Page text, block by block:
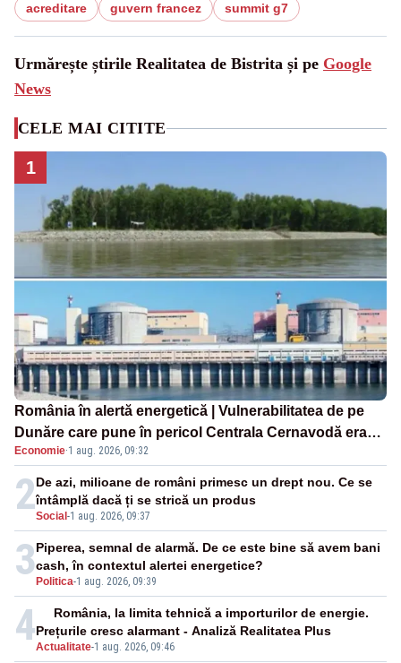
acreditare
guvern francez summit g7
Urmărește știrile Realitatea de Bistrita și pe Google
News
CELE MAI CITITE
1
România în alertă energetică | Vulnerabilitatea de pe
Dunăre care pune în pericol Centrala Cernavodă era
cunoscută de pe vremea lui Ceaușescu
Economie·1 aug. 2026, 09:32
2Social-1 aug. 2026, 09:37
De azi, milioane de români primesc un drept nou. Ce se
întâmplă dacă ți se strică un produs
3Politica-1 aug. 2026, 09:39
Piperea, semnal de alarmă. De ce este bine să avem bani
cash, în contextul alertei energetice?
4Actualitate-1 aug. 2026, 09:46
România, la limita tehnică a importurilor de energie.
Prețurile cresc alarmant - Analiză Realitatea Plus